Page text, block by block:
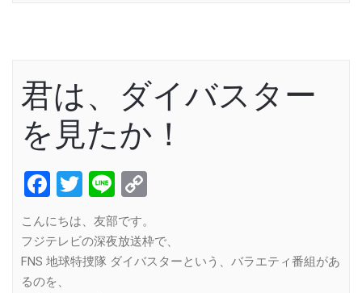
君は、ダイバスター
を見たか！
Facebook
Twitter
Line
こんにちは、友部です。
フジテレビの深夜放送枠で、
FNS 地球特捜隊 ダイバスターという、バラエティ番組があ
るのを、